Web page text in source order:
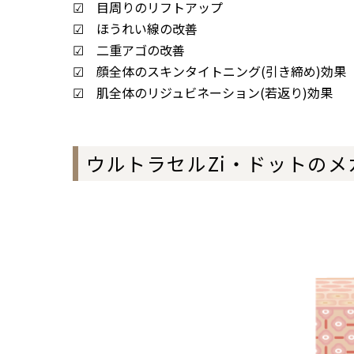
☑ 目周りのリフトアップ
☑ ほうれい線の改善
☑ 二重アゴの改善
☑ 顔全体のスキンタイトニング(引き締め)効果
☑ 肌全体のリジュビネーション(若返り)効果
ウルトラセルZi・ドットの